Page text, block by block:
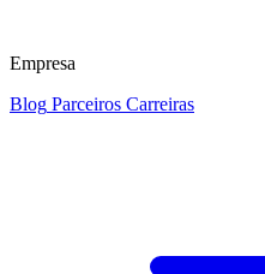
Empresa
Blog Parceiros Carreiras